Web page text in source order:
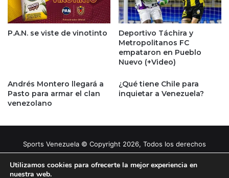
P.A.N. se viste de vinotinto
Deportivo Táchira y
Metropolitanos FC
empataron en Pueblo
Nuevo (+Video)
Andrés Montero llegará a
Pasto para armar el clan
venezolano
¿Qué tiene Chile para
inquietar a Venezuela?
Sports Venezuela © Copyright 2026, Todos los derechos
reservados |
Tema gestionado por Caissa Agency
Utilizamos cookies para ofrecerte la mejor experiencia en
nuestra web.